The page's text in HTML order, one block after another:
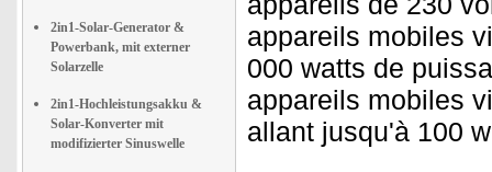
2in1-Solar-Generator &
Powerbank, mit externer
Solarzelle
2in1-Hochleistungsakku &
Solar-Konverter mit
modifizierter Sinuswelle
appareils mobiles
000 watts de
appareils mobiles
allant jusqu'à 100